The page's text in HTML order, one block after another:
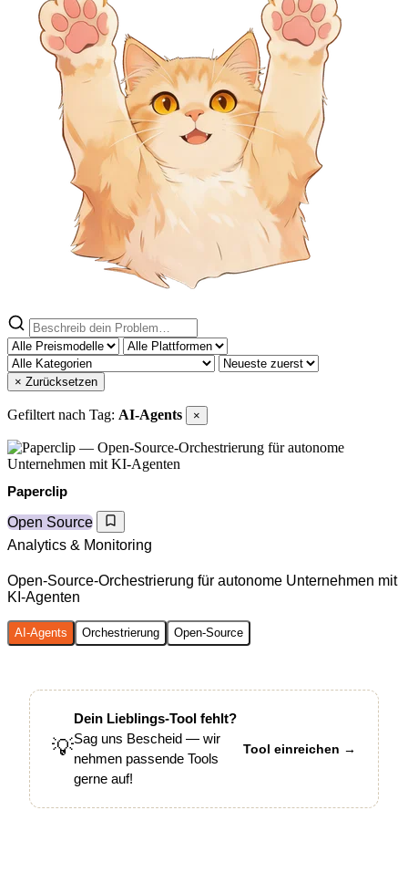
× Zurücksetzen
Gefiltert nach Tag: AI-Agents ×
Paperclip
Open Source
Analytics & Monitoring
Open-Source-Orchestrierung für autonome Unternehmen mit
KI-Agenten
AI-Agents Orchestrierung Open-Source
💡
Dein Lieblings-Tool fehlt?
Sag uns Bescheid — wir
nehmen passende Tools
gerne auf!
Tool einreichen →